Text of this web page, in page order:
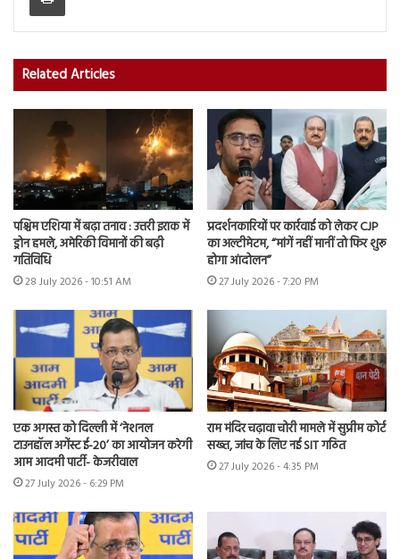
Related Articles
पश्चिम एशिया में बढ़ा तनाव : उत्तरी इराक में
ड्रोन हमले, अमेरिकी विमानों की बढ़ी
गतिविधि
28 July 2026 - 10:51 AM
प्रदर्शनकारियों पर कार्रवाई को लेकर CJP
का अल्टीमेटम, “मांगें नहीं मानीं तो फिर शुरू
होगा आंदोलन”
27 July 2026 - 7:20 PM
एक अगस्त को दिल्ली में ‘नेशनल
टाउनहॉल अगेंस्ट ई-20’ का आयोजन करेगी
आम आदमी पार्टी- केजरीवाल
27 July 2026 - 6:29 PM
राम मंदिर चढ़ावा चोरी मामले में सुप्रीम कोर्ट
सख्त, जांच के लिए नई SIT गठित
27 July 2026 - 4:35 PM